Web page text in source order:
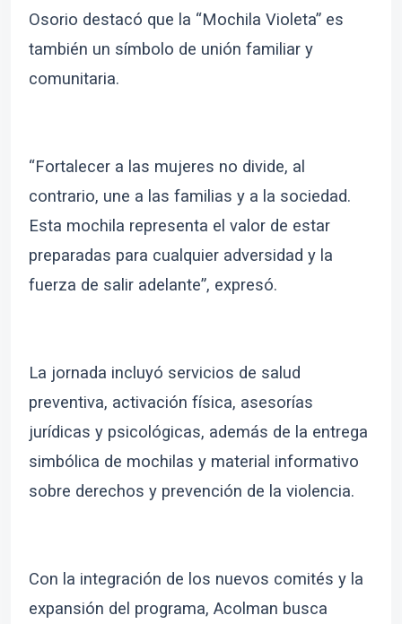
Osorio destacó que la “Mochila Violeta” es
también un símbolo de unión familiar y
comunitaria.
“Fortalecer a las mujeres no divide, al
contrario, une a las familias y a la sociedad.
Esta mochila representa el valor de estar
preparadas para cualquier adversidad y la
fuerza de salir adelante”, expresó.
La jornada incluyó servicios de salud
preventiva, activación física, asesorías
jurídicas y psicológicas, además de la entrega
simbólica de mochilas y material informativo
sobre derechos y prevención de la violencia.
Con la integración de los nuevos comités y la
expansión del programa, Acolman busca